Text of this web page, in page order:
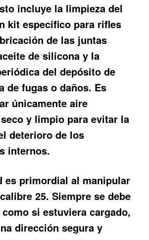
incluye la limpieza del
kit específico para rifles
de las juntas
de silicona y la
del depósito de
de fugas o daños. Es
únicamente aire
y limpio para evitar la
deterioro de los
internos.
es primordial al manipular
25. Siempre se debe
si estuviera cargado,
dirección segura y